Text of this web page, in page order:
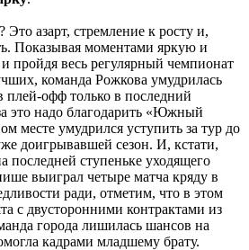
Это азарт, стремление к росту и,
Показывая моментами яркую и
пройдя весь регулярный чемпионат
команда Рожкова умудрилась
плей-офф только в последний
это надо благодарить «Южный
месте умудрился уступить за тур до
доигрывавшей сезон. И, кстати,
последней ступеньке уходящего
выиграл четыре матча кряду в
ради, отметим, что в этом
с двусторонними контрактами из
города лишилась шансов на
кадрами младшему брату.